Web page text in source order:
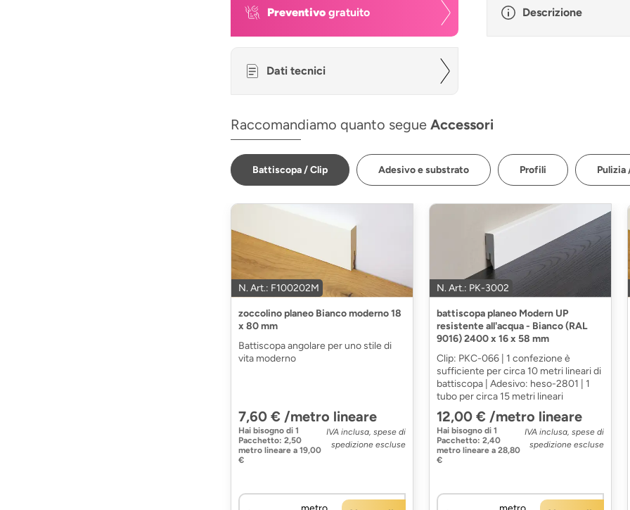
Preventivo gratuito Descrizione
Dati tecnici
Raccomandiamo quanto segue Accessori
Battiscopa / Clip Adesivo e substrato Profili Pulizia
N. Art.: F100202M
zoccolino planeo Bianco moderno 18
x 80 mm
Battiscopa angolare per uno stile di
vita moderno
7,60 € /metro lineare
Hai bisogno di 1
Pacchetto: 2,50
metro lineare a 19,00
€
IVA inclusa, spese di
spedizione escluse
N. Art.: PK-3002
battiscopa planeo Modern UP
resistente all'acqua - Bianco (RAL
9016) 2400 x 16 x 58 mm
Clip: PKC-066 | 1 confezione è
sufficiente per circa 10 metri lineari di
battiscopa | Adesivo: heso-2801 | 1
tubo per circa 15 metri lineari
12,00 € /metro lineare
Hai bisogno di 1
Pacchetto: 2,40
metro lineare a 28,80
€
IVA inclusa, spese di
spedizione escluse